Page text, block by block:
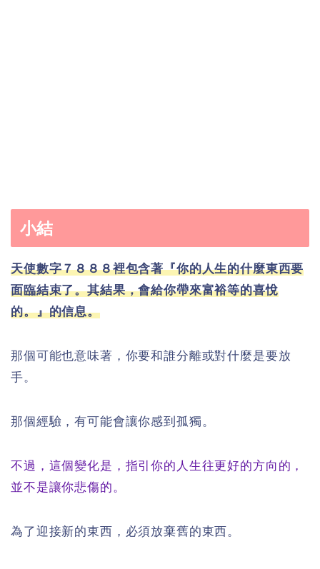
小結
天使數字７８８８裡包含著『你的人生的什麼東西要
面臨結束了。其結果，會給你帶來富裕等的喜悅
的。』的信息。
那個可能也意味著，你要和誰分離或對什麼是要放
手。
那個經驗，有可能會讓你感到孤獨。
不過，這個變化是，指引你的人生往更好的方向的，
並不是讓你悲傷的。
為了迎接新的東西，必須放棄舊的東西。